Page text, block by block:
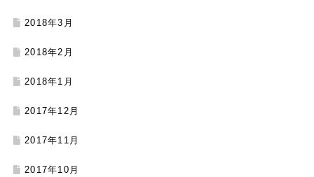
2018年3月
2018年2月
2018年1月
2017年12月
2017年11月
2017年10月